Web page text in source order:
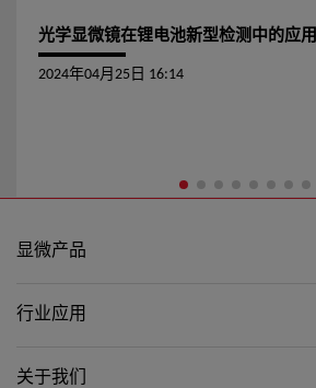
光学显微镜在锂电池新型检测中的应用
2024年04月25日 16:14
显微产品
行业应用
关于我们